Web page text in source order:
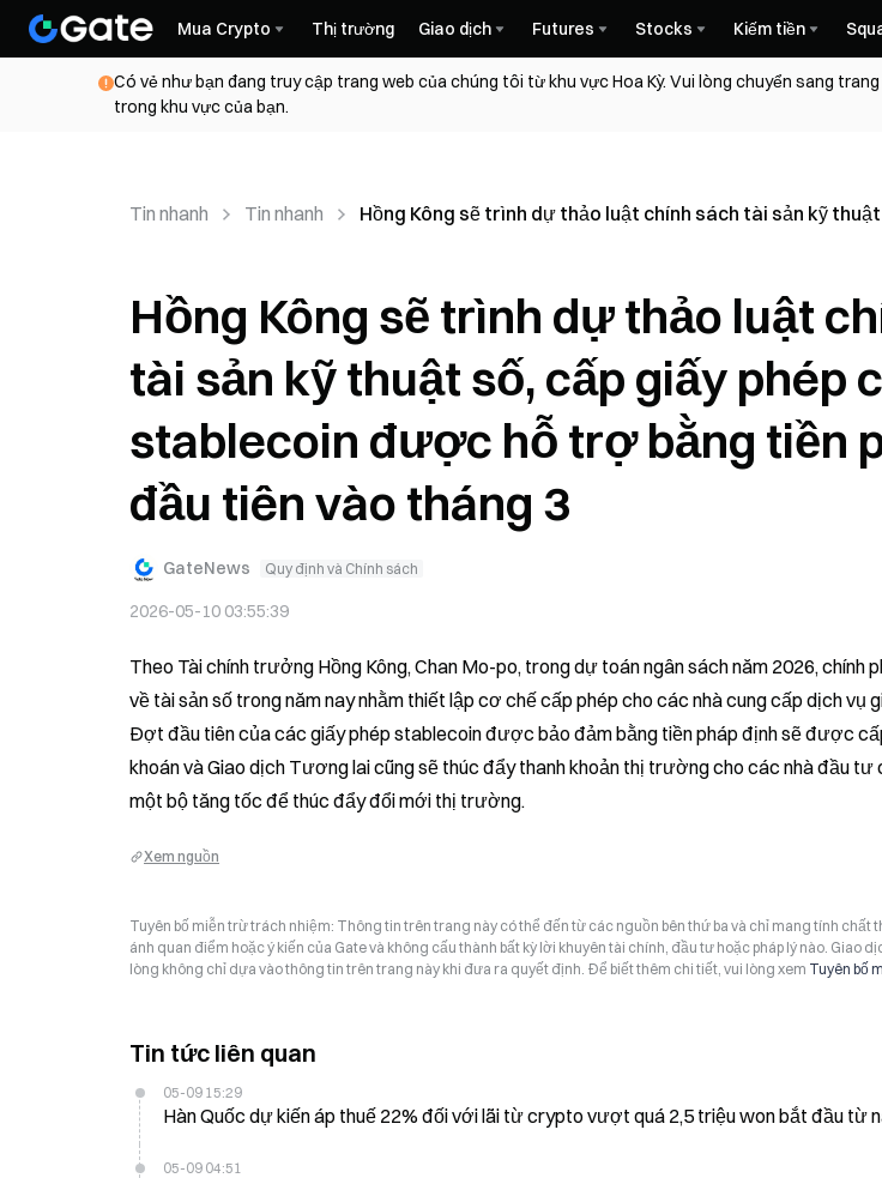
Mua Crypto Thị trường Giao dịch Futures Stocks Kiếm tiền
Có vẻ như bạn đang truy cập trang web của chúng tôi từ khu vực Hoa Kỳ. Vui lòng chuyển sang
trong khu vực của bạn.
Tin nhanh Tin nhanh Hồng Kông sẽ trình dự thảo luật chính sách tài sản kỹ
Hồng Kông sẽ trình dự thảo luật
tài sản kỹ thuật số, cấp giấy phép
stablecoin được hỗ trợ bằng tiền
đầu tiên vào tháng 3
GateNews Quy định và Chính sách
2026-05-10 03:55:39
Theo Tài chính trưởng Hồng Kông, Chan Mo-po, trong dự toán ngân sách năm 2026, chính
về tài sản số trong năm nay nhằm thiết lập cơ chế cấp phép cho các nhà cung cấp dịch vụ
Đợt đầu tiên của các giấy phép stablecoin được bảo đảm bằng tiền pháp định sẽ được
khoán và Giao dịch Tương lai cũng sẽ thúc đẩy thanh khoản thị trường cho các nhà đầu tư
một bộ tăng tốc để thúc đẩy đổi mới thị trường.
Xem nguồn
Tuyên bố miễn trừ trách nhiệm: Thông tin trên trang này có thể đến từ các nguồn bên thứ ba và chỉ mang tính chất
ánh quan điểm hoặc ý kiến của Gate và không cấu thành bất kỳ lời khuyên tài chính, đầu tư hoặc pháp lý nào. Giao
lòng không chỉ dựa vào thông tin trên trang này khi đưa ra quyết định. Để biết thêm chi tiết, vui lòng xem Tuyên bố
Tin tức liên quan
05-09 15:29
Hàn Quốc dự kiến áp thuế 22% đối với lãi từ crypto vượt quá 2,5 triệu won bắt đầu từ
05-09 04:51